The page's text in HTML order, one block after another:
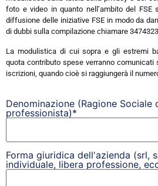
foto e video in quanto nell’ambito del FSE
diffusione delle iniziative FSE in modo da
di dubbi sulla compilazione chiamare
La modulistica di cui sopra e gli estremi
quota contributo spese verranno comunicati
iscrizioni, quando cioè si raggiungerà il
Denominazione (Ragione
professionista)*
Forma giuridica dell'azienda (srl,
individuale, libera professione,